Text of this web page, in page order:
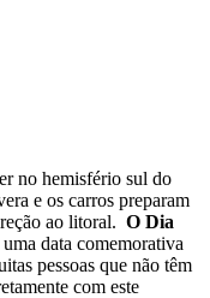
no hemisfério sul do
e os carros preparam
ao litoral. O Dia
uma data comemorativa
pessoas que não têm
com este